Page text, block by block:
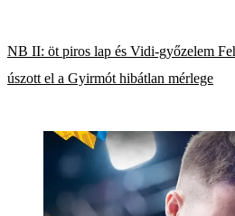
NB II: öt piros lap és Vidi-győzelem
úszott el a Gyirmót hibátlan mérlege